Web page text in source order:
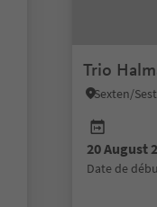
Trio
Sexten/
20 August
date de